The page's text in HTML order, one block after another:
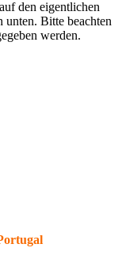
den eigentlichen
Bitte beachten
werden.